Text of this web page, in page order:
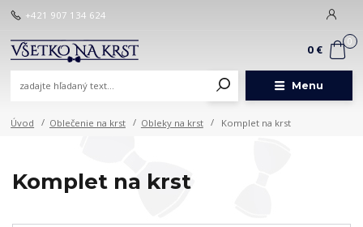
Menu
+421 907 134 624
0
0 €
Úvod Oblečenie na krst Obleky na krst Komplet na krst
Komplet na krst